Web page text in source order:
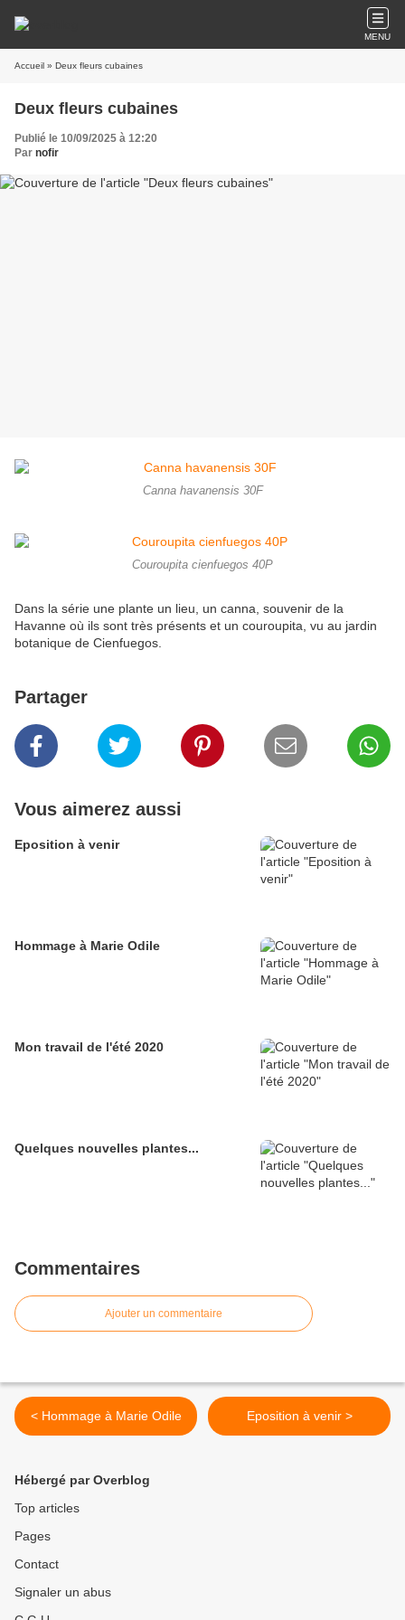
MENU
Accueil » Deux fleurs cubaines
Deux fleurs cubaines
Publié le 10/09/2025 à 12:20
Par nofir
Canna havanensis 30F
Couroupita cienfuegos 40P
Dans la série une plante un lieu, un canna, souvenir de la
Havanne où ils sont très présents et un couroupita, vu au jardin
botanique de Cienfuegos.
Partager
Vous aimerez aussi
Eposition à venir
Hommage à Marie Odile
Mon travail de l'été 2020
Quelques nouvelles plantes...
Commentaires
Ajouter un commentaire
< Hommage à Marie Odile Eposition à venir >
Hébergé par Overblog
Top articles
Pages
Contact
Signaler un abus